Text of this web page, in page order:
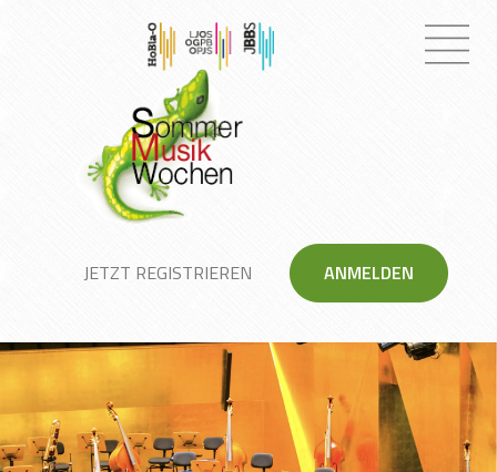
JETZT REGISTRIEREN ANMELDEN